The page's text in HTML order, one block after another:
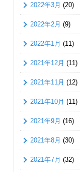
2022年3月 (20)
2022年2月 (9)
2022年1月 (11)
2021年12月 (11)
2021年11月 (12)
2021年10月 (11)
2021年9月 (16)
2021年8月 (30)
2021年7月 (32)